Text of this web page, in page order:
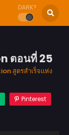
DARK?
ตอนที่ 25
สูตรสำเร็จแห่ง
Pinterest